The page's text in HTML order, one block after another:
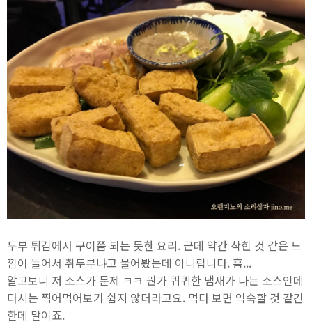
두부 튀김에서 구이쯤 되는 듯한 요리. 근데 약간 삭힌 것 같은 느
낌이 들어서 취두부냐고 물어봤는데 아니랍니다. 흠...
알고보니 저 소스가 문제 ㅋㅋ 뭔가 퀴퀴한 냄새가 나는 소스인데
다시는 찍어먹어보기 쉽지 않더라고요. 먹다 보면 익숙할 것 같긴
한데 말이죠.